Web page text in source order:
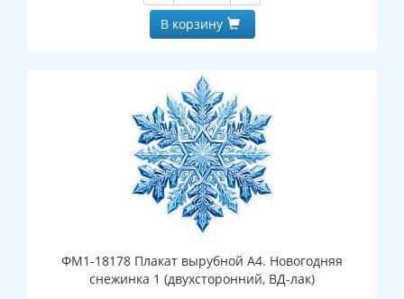
В корзину
ФМ1-18178 Плакат вырубной А4. Новогодняя
снежинка 1 (двухсторонний, ВД-лак)